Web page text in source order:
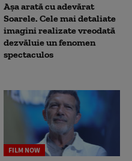
Așa arată cu adevărat
Soarele. Cele mai detaliate
imagini realizate vreodată
dezvăluie un fenomen
spectaculos
FILM NOW